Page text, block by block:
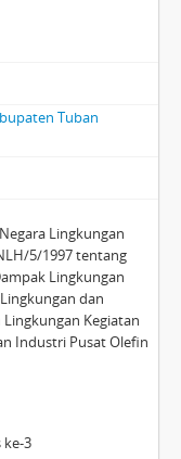
Tuban
Lingkungan
5/1997 tentang
Lingkungan
dan
Kegiatan
Industri Pusat Olefin
ke-3